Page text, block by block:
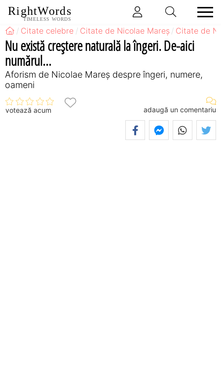
RightWords
TIMELESS WORDS
Citate celebre Citate de Nicolae Mareș Citate de
Nu există creştere naturală la îngeri. De-aici
numărul...
Aforism de Nicolae Mareș despre îngeri, numere,
oameni
votează acum adaugă un comentariu